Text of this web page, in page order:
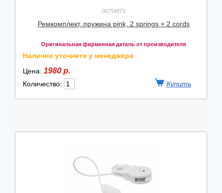
00754873
Ремкомплект, пружина pink, 2 springs + 2 cords
Оригинальная фирменная деталь от производителя
Наличие уточните у менеджера
Цена: 1980 р.
Количество: